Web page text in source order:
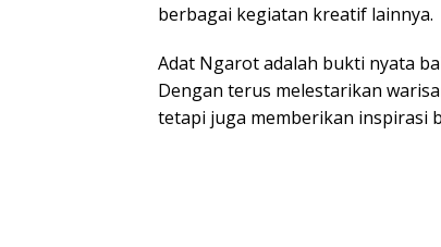
berbagai kegiatan kreatif lainnya.
Adat Ngarot adalah bukti nyata
Dengan terus melestarikan
tetapi juga memberikan inspirasi